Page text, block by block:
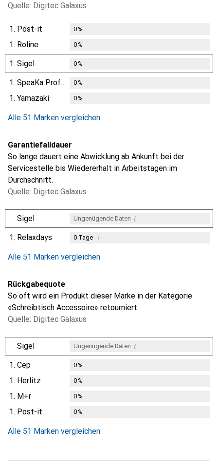
Quelle: Digitec Galaxus
1. Post-it 0%
1. Roline 0%
1. Sigel 0%
1. SpeaKa Professional 0%
1. Yamazaki 0%
Alle 51 Marken vergleichen
Garantiefalldauer
So lange dauert eine Abwicklung ab Ankunft bei der
Servicestelle bis Wiedererhalt in Arbeitstagen im
Durchschnitt.
Quelle: Digitec Galaxus
Sigel Ungenügende Daten i
1. Relaxdays 0Tage i
Alle 51 Marken vergleichen
Rückgabequote
So oft wird ein Produkt dieser Marke in der Kategorie
«Schreibtisch Accessoire» retourniert.
Quelle: Digitec Galaxus
Sigel Ungenügende Daten i
1. Cep 0%
1. Herlitz 0%
1. M+r 0%
1. Post-it 0%
Alle 51 Marken vergleichen